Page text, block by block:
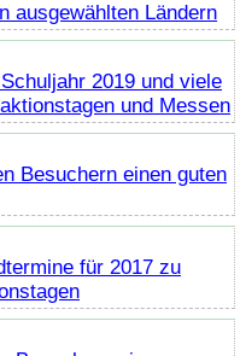
ausgewählten Ländern
2019 und viele
und Messen
Besuchern einen guten
für 2017 zu